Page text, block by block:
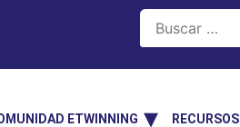
ETWINNING RECURSOS